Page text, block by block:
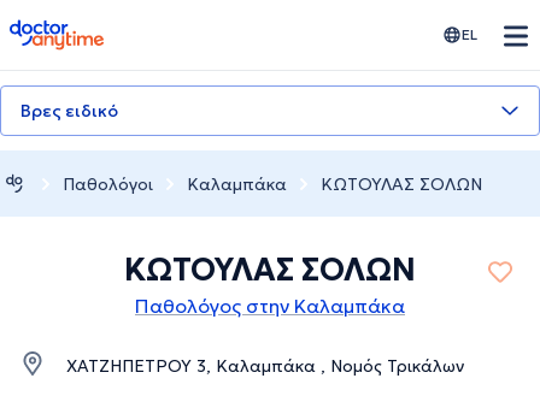
doctoranytime EL
Βρες ειδικό
Παθολόγοι Καλαμπάκα ΚΩΤΟΥΛΑΣ ΣΟΛΩΝ
ΚΩΤΟΥΛΑΣ ΣΟΛΩΝ
Παθολόγος στην Καλαμπάκα
ΧΑΤΖΗΠΕΤΡΟΥ 3, Καλαμπάκα , Νομός Τρικάλων